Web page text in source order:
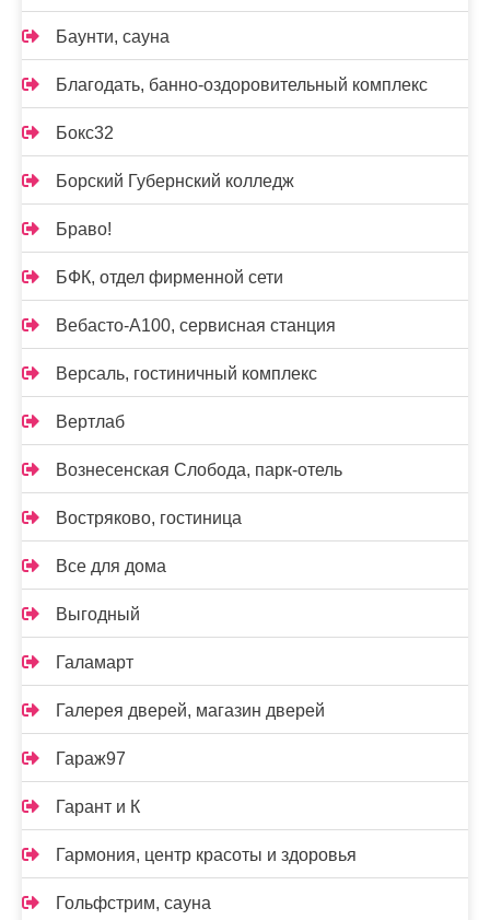
Баунти, сауна
Благодать, банно-оздоровительный комплекс
Бокс32
Борский Губернский колледж
Браво!
БФК, отдел фирменной сети
Вебасто-А100, сервисная станция
Версаль, гостиничный комплекс
Вертлаб
Вознесенская Слобода, парк-отель
Востряково, гостиница
Все для дома
Выгодный
Галамарт
Галерея дверей, магазин дверей
Гараж97
Гарант и К
Гармония, центр красоты и здоровья
Гольфстрим, сауна